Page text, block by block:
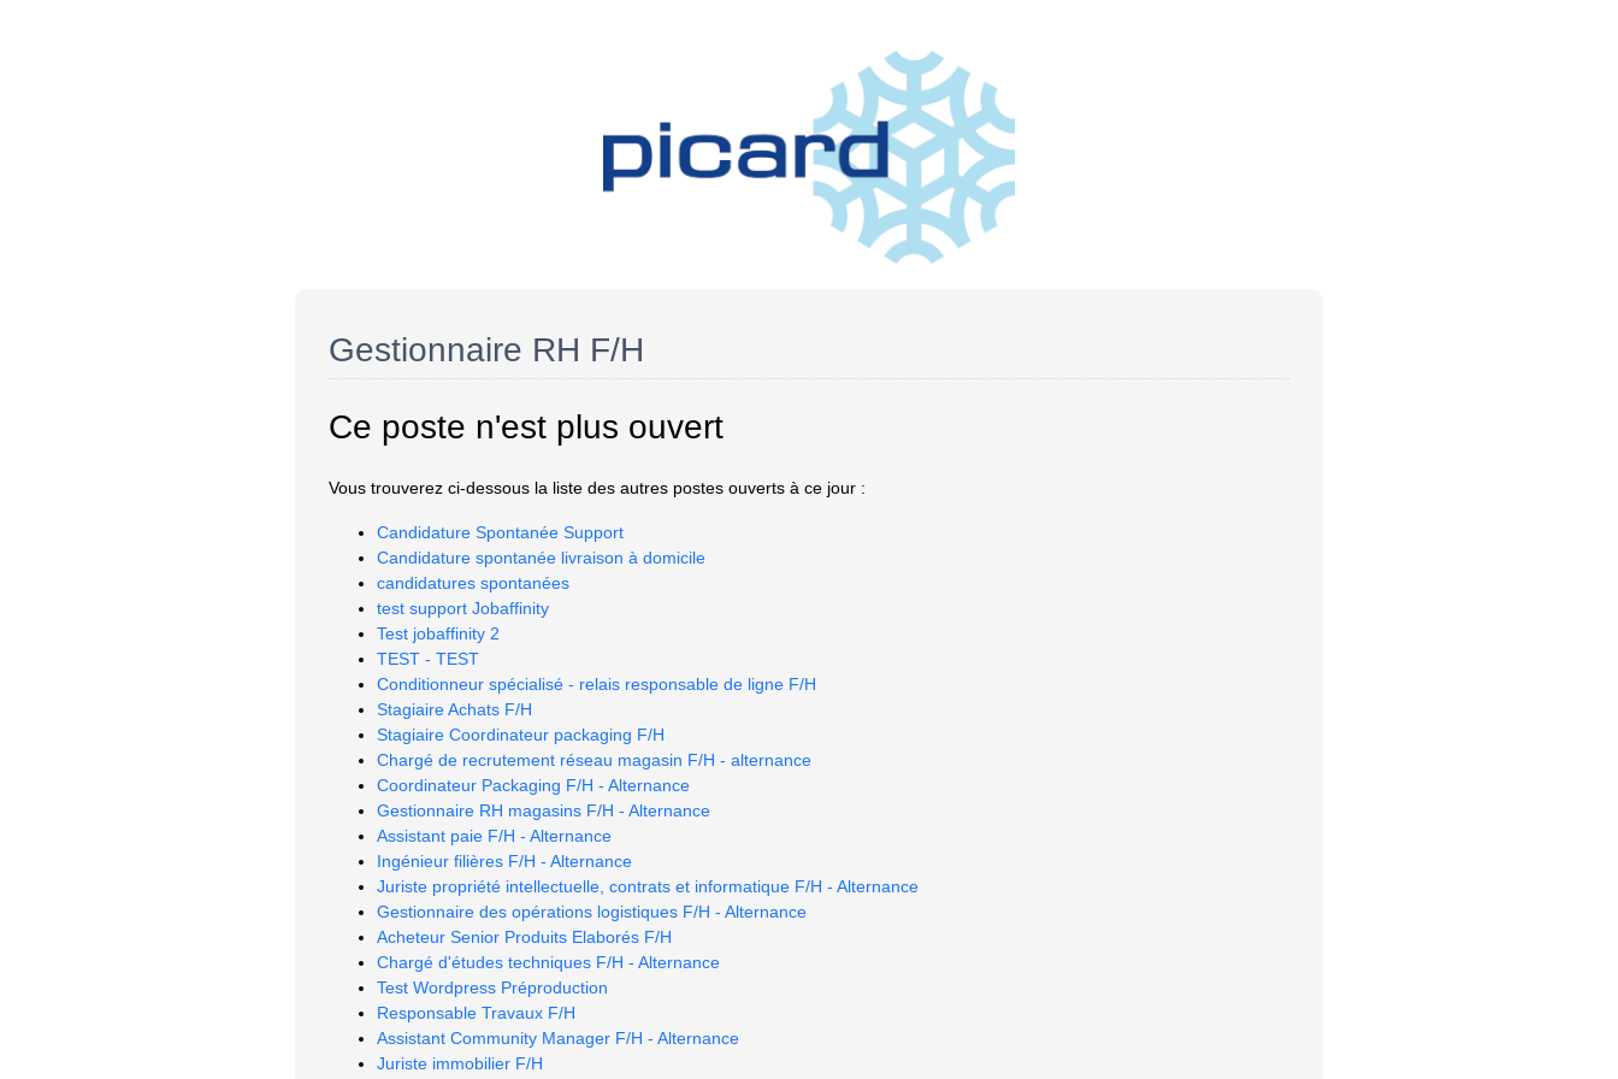
Gestionnaire RH F/H
Ce poste n'est plus ouvert
Vous trouverez ci-dessous la liste des autres postes ouverts à ce jour :
Candidature Spontanée Support
Candidature spontanée livraison à domicile
candidatures spontanées
test support Jobaffinity
Test jobaffinity 2
TEST - TEST
Conditionneur spécialisé - relais responsable de ligne F/H
Stagiaire Achats F/H
Stagiaire Coordinateur packaging F/H
Chargé de recrutement réseau magasin F/H - alternance
Coordinateur Packaging F/H - Alternance
Gestionnaire RH magasins F/H - Alternance
Assistant paie F/H - Alternance
Ingénieur filières F/H - Alternance
Juriste propriété intellectuelle, contrats et informatique F/H - Alternance
Gestionnaire des opérations logistiques F/H - Alternance
Acheteur Senior Produits Elaborés F/H
Chargé d'études techniques F/H - Alternance
Test Wordpress Préproduction
Responsable Travaux F/H
Assistant Community Manager F/H - Alternance
Juriste immobilier F/H